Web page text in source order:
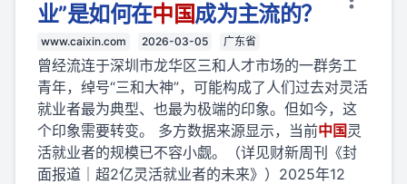
业”是如何在中国成为主流的？
www.caixin.com 2026-03-05 广东省
曾经流连于深圳市龙华区三和人才市场的一群务工
青年，绰号“三和大神”，可能构成了人们过去对灵活
就业者最为典型、也最为极端的印象。但如今，这
个印象需要转变。 多方数据来源显示，当前中国 灵
活就业者的规模已不容小觑。（详见财新周刊《封
面报道｜超2亿灵活就业者的未来》）2025年12